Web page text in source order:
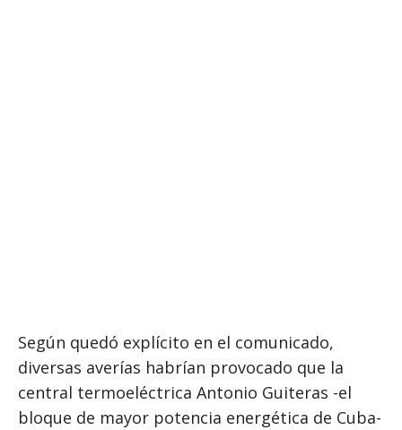
Según quedó explícito en el comunicado,
diversas averías habrían provocado que la
central termoeléctrica Antonio Guiteras -el
bloque de mayor potencia energética de Cuba-